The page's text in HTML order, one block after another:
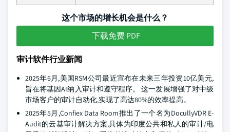
这个市场的增长机会是什么？
下载免费 PDF
审计软件行业新闻
2025年6月,美国RSM公司最近宣布在未来三年投资10亿美元,
旨在将基因AI纳入审计和遵守程序。 这一发展增强了对中级
市场客户的审计自动化,实现了高达80%的效率提高。
2025年5月,Confiex Data Room推出了一个名为DocullyVDR E-
Audit的云基审计解决方案,具体为印度公共和私人的审计/电